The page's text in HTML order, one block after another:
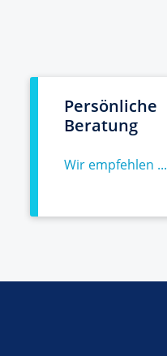
Persönliche
Beratung
Wir empfehlen ...